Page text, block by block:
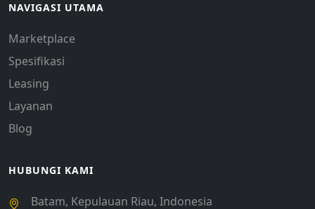
NAVIGASI UTAMA
Marketplace
Spesifikasi
Leasing
Layanan
Blog
HUBUNGI KAMI
Batam, Kepulauan Riau, Indonesia